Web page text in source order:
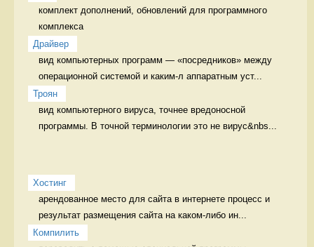
комплект дополнений, обновлений для программного
комплекса
Драйвер
вид компьютерных программ — «посредников» между
операционной системой и каким-л аппаратным уст...
Троян
вид компьютерного вируса, точнее вредоносной
программы. В точной терминологии это не вирус&nbs...
Хостинг
арендованное место для сайта в интернете процесс и
результат размещения сайта на каком-либо ин...
Компилить